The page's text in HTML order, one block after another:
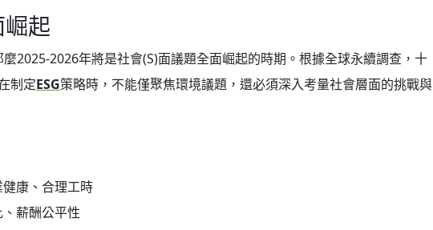
起
2025-2026年將是社會(S)面議題全面崛起的時期。根據全球永續調查，十
制定ESG策略時，不能僅聚焦環境議題，還必須深入考量社會層面的挑戰與
康、合理工時
薪酬公平性